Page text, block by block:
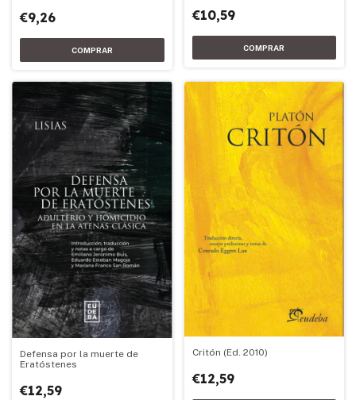
€9,26 €10,59
Defensa por la muerte de
Eratóstenes
€12,59
Critón (Ed. 2010)
€12,59